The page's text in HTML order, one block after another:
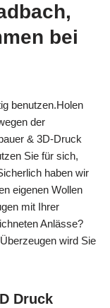
bei
benutzen.Holen
der
& 3D-Druck
Sie für sich,
haben wir
eigenen Wollen
mit Ihrer
Anlässe?
wird Sie
Druck